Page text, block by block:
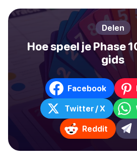
Delen
Hoe speel je Phase
gids
Facebook
Twitter / X
Reddit